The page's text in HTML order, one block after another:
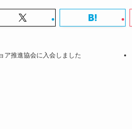
ア推進協会に入会しました